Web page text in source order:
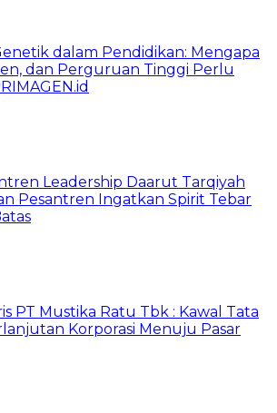
dalam Pendidikan: Mengapa
dan Perguruan Tinggi Perlu
Leadership Daarut Tarqiyah
Pesantren Ingatkan Spirit Tebar
PT Mustika Ratu Tbk : Kawal Tata
Korporasi Menuju Pasar